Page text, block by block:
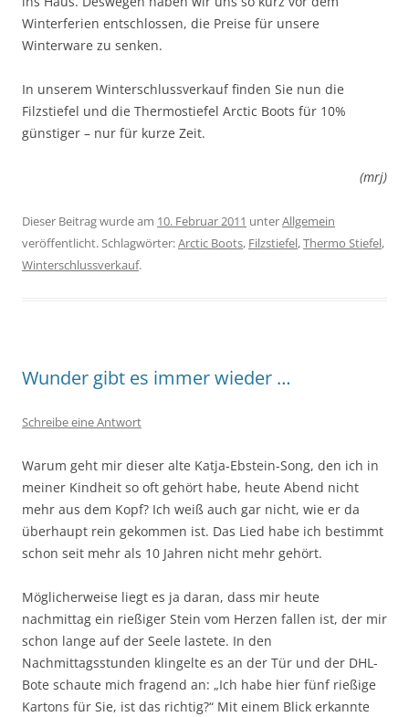
Winterferien entschlossen, die Preise für unsere
Winterware zu senken.
In unserem Winterschlussverkauf finden Sie nun die
Filzstiefel und die Thermostiefel Arctic Boots für 10%
günstiger – nur für kurze Zeit.
(mrj)
Dieser Beitrag wurde am 10. Februar 2011 unterAllgemein
veröffentlicht. Schlagwörter:Arctic Boots, Filzstiefel,Thermo Stiefel,
Winterschlussverkauf.
Wunder gibt es immer wieder …
Schreibe eine Antwort
Warum geht mir dieser alte Katja-Ebstein-Song, den ich in
meiner Kindheit so oft gehört habe, heute Abend nicht
mehr aus dem Kopf? Ich weiß auch gar nicht, wie er da
überhaupt rein gekommen ist. Das Lied habe ich bestimmt
schon seit mehr als 10 Jahren nicht mehr gehört.
Möglicherweise liegt es ja daran, dass mir heute
nachmittag ein rießiger Stein vom Herzen fallen ist, der mir
schon lange auf der Seele lastete. In den
Nachmittagsstunden klingelte es an der Tür und der DHL-
Bote schaute mich fragend an: „Ich habe hier fünf rießige
Kartons für Sie, ist das richtig?“ Mit einem Blick erkannte